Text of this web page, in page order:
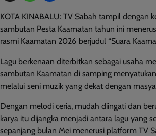
KOTA KINABALU: TV Sabah tampil dengan
sambutan Pesta Kaamatan tahun ini
rasmi Kaamatan 2026 berjudul “Suara
Lagu berkenaan diterbitkan sebagai usaha
sambutan Kaamatan di samping
melalui seni muzik yang dekat dengan
Dengan melodi ceria, mudah diingati dan
karya itu dijangka menjadi antara lagu yang
sepanjang bulan Mei menerusi platform TV